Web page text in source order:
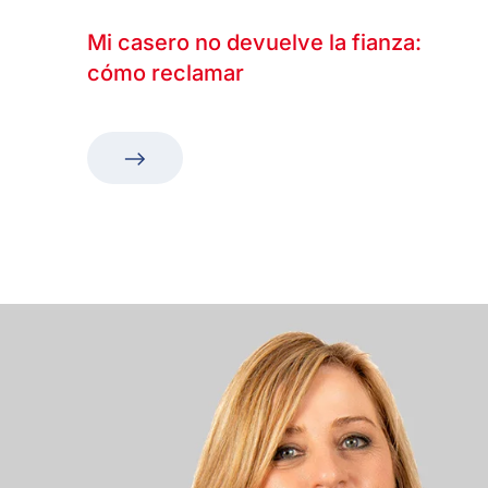
Mi casero no devuelve la fianza:
cómo reclamar